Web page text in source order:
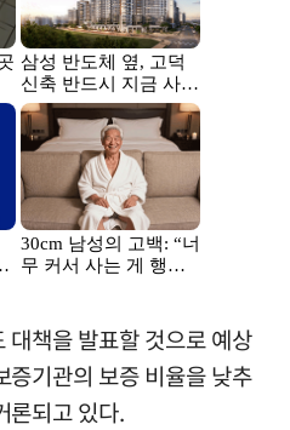
대책을 발표할 것으로 예상
증기관의 보증 비율을 낮추
론되고 있다.